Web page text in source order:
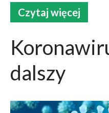
Czytaj więcej
dalszy